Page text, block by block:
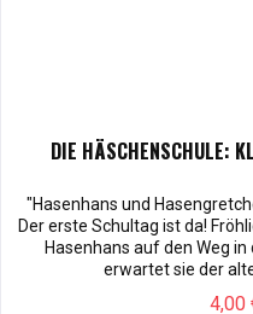
DIE HÄSCHENSCHULE:
"Hasenhans und
Der erste Schultag ist da!
Hasenhans auf den Weg
erwartet sie der
4,00